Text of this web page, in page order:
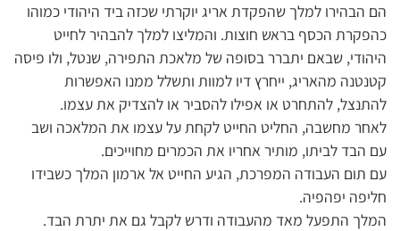
הם הבהירו למלך שהפקדת אריג יוקרתי שכזה ביד היהודי כמוהו
כהפקרת הכסף בראש חוצות. והמליצו למלך להבהיר לחייט
היהודי, שבאם יתברר בסופה של מלאכת התפירה, שנטל, ולו פיסה
קטנטנה מהאריג, ייחרץ דיו למוות ותשלל ממנו האפשרות
להתנצל, להתחרט או אפילו להסביר או להצדיק את עצמו.
לאחר מחשבה, החליט החייט לקחת על עצמו את המלאכה ושב
עם הבד לביתו, מותיר אחריו את הכמרים מחוייכים.
עם תום העבודה המפרכת, הגיע החייט אל ארמון המלך כשבידו
חליפה יפהפיה.
המלך התפעל מאד מהעבודה ודרש לקבל גם את יתרת הבד.